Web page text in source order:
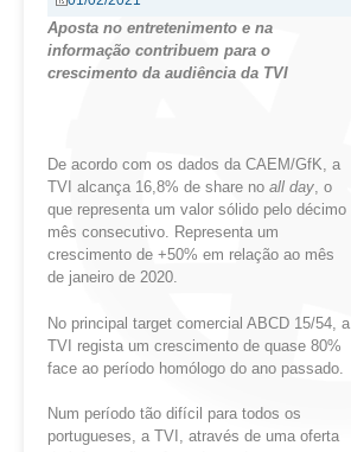
Aposta no entretenimento e na
informação contribuem para o
crescimento da audiência da TVI
De acordo com os dados da CAEM/GfK, a
TVI alcança 16,8% de share no all day, o
que representa um valor sólido pelo décimo
mês consecutivo. Representa um
crescimento de +50% em relação ao mês
de janeiro de 2020.
­No principal target comercial ABCD 15/54, a
TVI regista um crescimento de quase 80%
face ao período homólogo do ano passado.
Num período tão difícil para todos os
portugueses, a TVI, através de uma oferta